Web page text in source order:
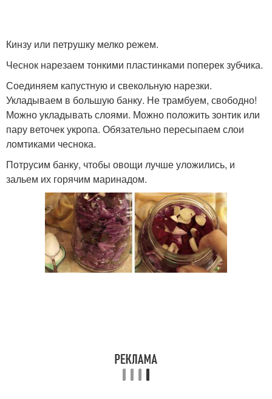
Кинзу или петрушку мелко режем.
Чеснок нарезаем тонкими пластинками поперек зубчика.
Соединяем капустную и свекольную нарезки.
Укладываем в большую банку. Не трамбуем, свободно!
Можно укладывать слоями. Можно положить зонтик или
пару веточек укропа. Обязательно пересыпаем слои
ломтиками чеснока.
Потрусим банку, чтобы овощи лучше уложились, и
зальем их горячим маринадом.